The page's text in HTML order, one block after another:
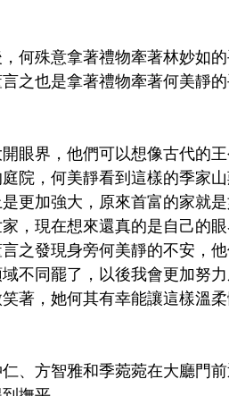
何殊意拿著禮物牽著林妙如
之也是拿著禮物牽著何美靜
眼界，他們可以想像古代的
院，何美靜看到這樣的季家
更加強大，原來首富的家就
，現在想來還真的是自己的
之發現身旁何美靜的不安，
不同罷了，以後我會更加努
著，她何其有幸能讓這樣溫
、方智雅和季菀菀在大廳門